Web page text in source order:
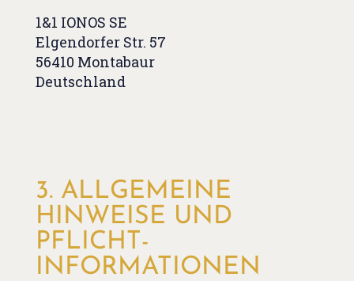
1&1 IONOS SE
Elgendorfer Str. 57
56410 Montabaur
Deutschland
3. ALLGEMEINE
HINWEISE UND
PFLICHT­
INFORMATIONEN